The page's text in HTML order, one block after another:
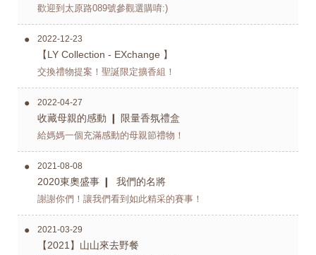
歡迎到太原路089號參觀選購唷:)
2022-12-23
【LY Collection - EXchange 】
交換禮物提案！聖誕限定擴香組！
2022-04-27
收藏母親的感動 ❙ 限量香氛禮盒
給媽媽一個充滿感動的母親節禮物！
2021-08-08
2020東奧盛事 ❙ ​ 我們的名將​
謝謝你們！讓我們看到如此精采的賽事！
2021-03-29
【2021】山山來去野餐